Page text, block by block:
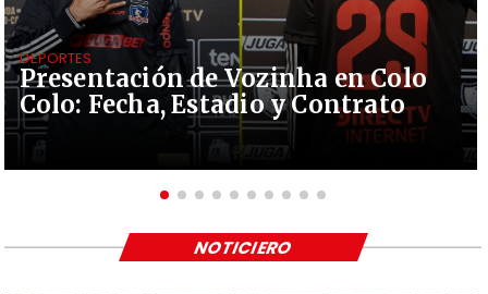
Presentación de Vozinha en Colo
Colo: Fecha, Estadio y Contrato
DEPORTES
NOTICIERO